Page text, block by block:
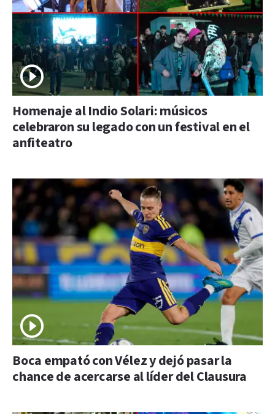
Homenaje al Indio Solari: músicos
celebraron su legado con un festival en el
anfiteatro
Boca empató con Vélez y dejó pasar la
chance de acercarse al líder del Clausura